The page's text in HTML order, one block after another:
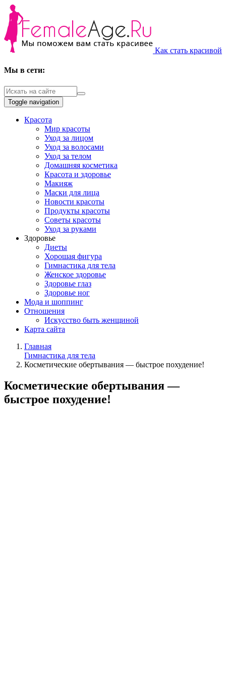
Как стать красивой
Мы в сети:
Toggle navigation
Красота
Мир красоты
Уход за лицом
Уход за волосами
Уход за телом
Домашняя косметика
Красота и здоровье
Макияж
Маски для лица
Новости красоты
Продукты красоты
Советы красоты
Уход за руками
Здоровье
Диеты
Хорошая фигура
Гимнастика для тела
Женское здоровье
Здоровье глаз
Здоровье ног
Мода и шоппинг
Отношения
Искусство быть женщиной
Карта сайта
Главная
Гимнастика для тела
Косметические обертывания — быстрое похудение!
Косметические обертывания —
быстрое похудение!